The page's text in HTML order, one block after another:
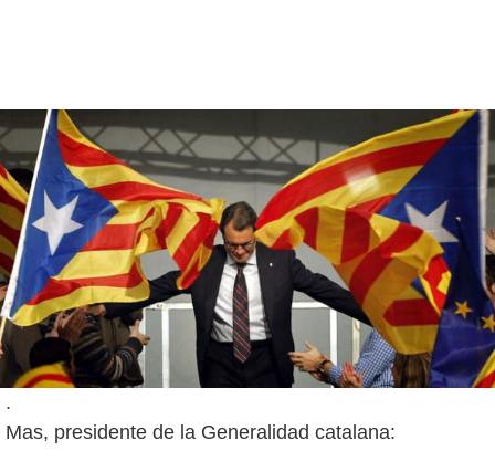
.
Mas, presidente de la Generalidad catalana: